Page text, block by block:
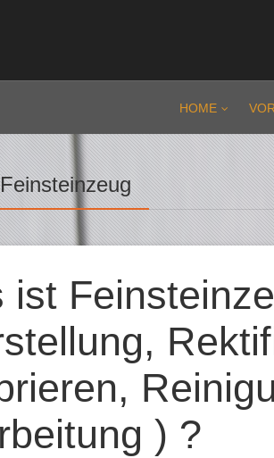
HOME
ist
) ?